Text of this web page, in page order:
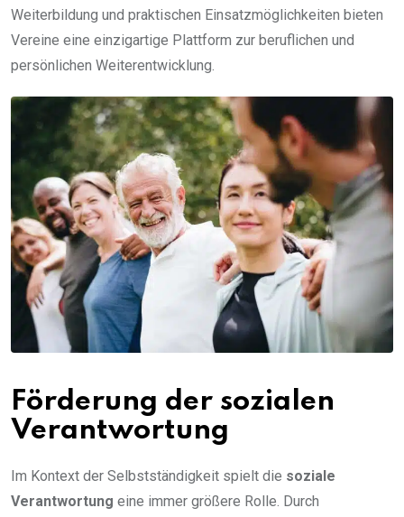
Weiterbildung und praktischen Einsatzmöglichkeiten bieten
Vereine eine einzigartige Plattform zur beruflichen und
persönlichen Weiterentwicklung.
Förderung der sozialen
Verantwortung
Im Kontext der Selbstständigkeit spielt die soziale
Verantwortung eine immer größere Rolle. Durch